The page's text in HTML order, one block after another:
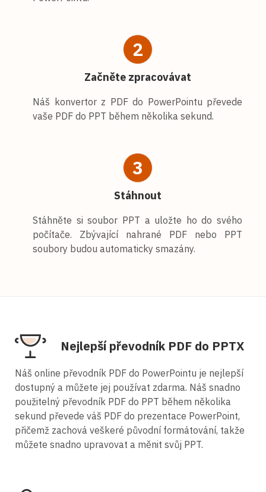
2
Začněte zpracovávat
Náš konvertor z PDF do PowerPointu převede
vaše PDF do PPT během několika sekund.
3
Stáhnout
Stáhněte si soubor PPT a uložte ho do svého
počítače. Zbývající nahrané PDF nebo PPT
soubory budou automaticky smazány.
Nejlepší převodník PDF do PPTX
Náš online převodník PDF do PowerPointu je nejlepší
dostupný a můžete jej používat zdarma. Náš snadno
použitelný převodník PDF do PPT během několika
sekund převede váš PDF do prezentace PowerPoint,
přičemž zachová veškeré původní formátování, takže
můžete snadno upravovat a měnit svůj PPT.